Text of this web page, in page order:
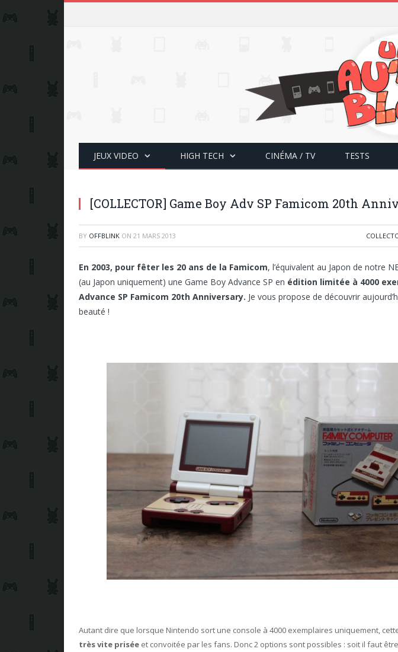
JEUX VIDEO HIGH TECH CINÉMA / TV TESTS
[COLLECTOR] Game Boy Adv SP Famicom 20th
BY OFFBLINK ON 21 MARS 2013
En 2003, pour fêter les 20 ans de la Famicom, l’équivalent au Japon de notre
(au Japon uniquement) une Game Boy Advance SP en édition limitée à 4000
Advance SP Famicom 20th Anniversary. Je vous propose de découvrir
beauté !
Autant dire que lorsque Nintendo sort une console à 4000 exemplaires uniquement,
très vite prisée et convoitée par les fans. Donc 2 options sont possibles : soit il faut